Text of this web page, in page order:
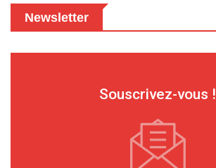
Newsletter
Souscrivez-vous !